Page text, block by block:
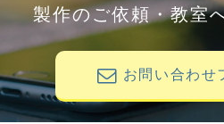
製作のご依頼・教室
お問い合わ